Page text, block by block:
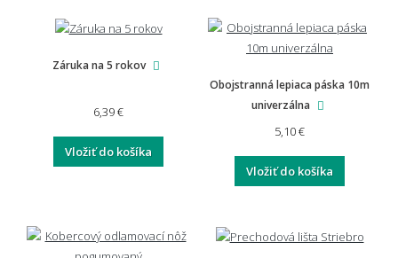
Záruka na 5 rokov
6,39 €
Vložiť do košíka
Obojstranná lepiaca páska 10m
univerzálna
5,10 €
Vložiť do košíka